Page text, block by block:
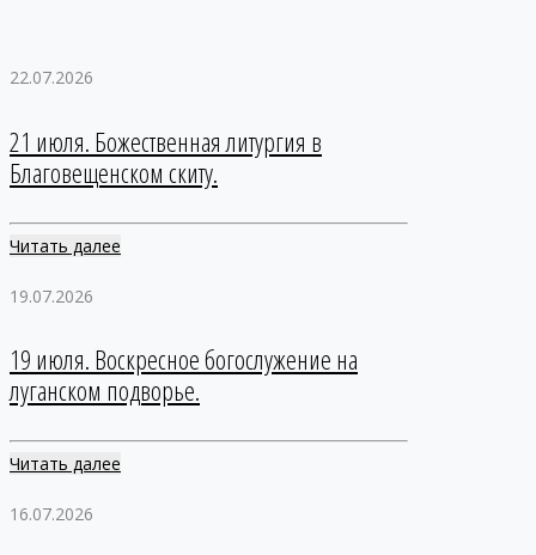
22.07.2026
21 июля. Божественная литургия в
Благовещенском скиту.
Читать далее
19.07.2026
19 июля. Воскресное богослужение на
луганском подворье.
Читать далее
16.07.2026